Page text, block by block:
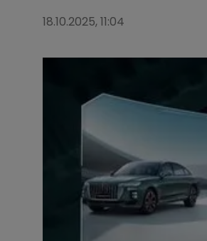
18.10.2025, 11:04